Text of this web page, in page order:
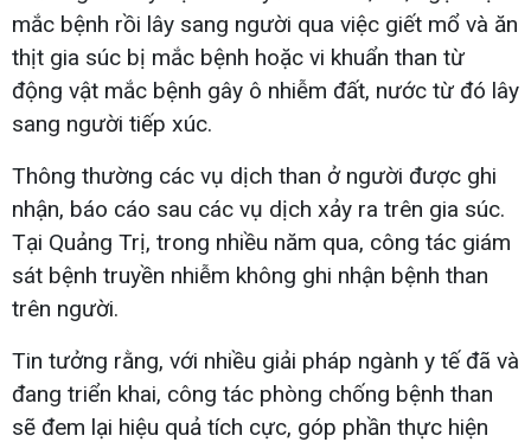
mắc bệnh rồi lây sang người qua việc giết mổ và ăn
thịt gia súc bị mắc bệnh hoặc vi khuẩn than từ
động vật mắc bệnh gây ô nhiễm đất, nước từ đó lây
sang người tiếp xúc.
Thông thường các vụ dịch than ở người được ghi
nhận, báo cáo sau các vụ dịch xảy ra trên gia súc.
Tại Quảng Trị, trong nhiều năm qua, công tác giám
sát bệnh truyền nhiễm không ghi nhận bệnh than
trên người.
Tin tưởng rằng, với nhiều giải pháp ngành y tế đã và
đang triển khai, công tác phòng chống bệnh than
sẽ đem lại hiệu quả tích cực, góp phần thực hiện